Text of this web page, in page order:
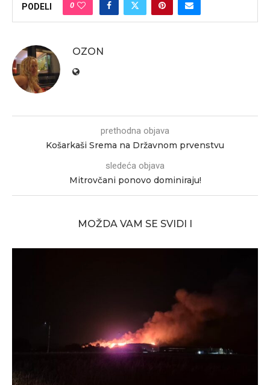
PODELI 0
OZON
prethodna objava
Košarkaši Srema na Državnom prvenstvu
sledeća objava
Mitrovčani ponovo dominiraju!
MOŽDA VAM SE SVIDI I